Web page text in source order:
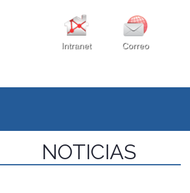
Correo
Intranet
NOTICIAS